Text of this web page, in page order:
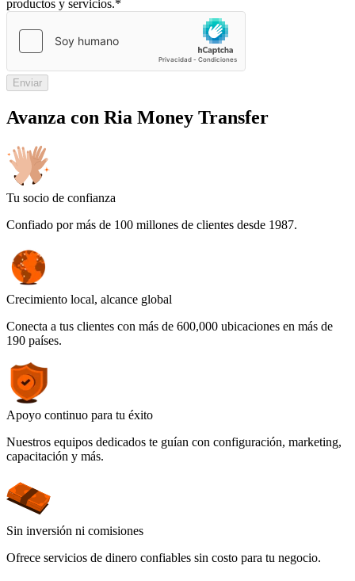
productos y servicios.*
Enviar
Avanza con Ria Money Transfer
Tu socio de confianza
Confiado por más de 100 millones de clientes desde 1987.
Crecimiento local, alcance global
Conecta a tus clientes con más de 600,000 ubicaciones en más de
190 países.
Apoyo continuo para tu éxito
Nuestros equipos dedicados te guían con configuración, marketing,
capacitación y más.
Sin inversión ni comisiones
Ofrece servicios de dinero confiables sin costo para tu negocio.